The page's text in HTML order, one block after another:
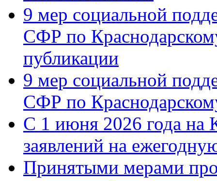
9 мер социальной
СФР по
публикации
9 мер социальной
СФР по
С 1 июня 2026 года на
заявлений на
Принятыми мерами